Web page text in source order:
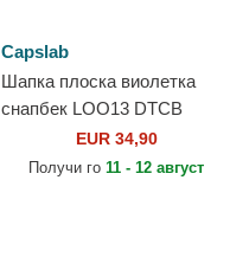
Capslab
Шапка плоска виолетка
снапбек LOO13 DTCB
Койот Looney Tunes от
Capslab
EUR 34,90
Получи го 11 - 12 август